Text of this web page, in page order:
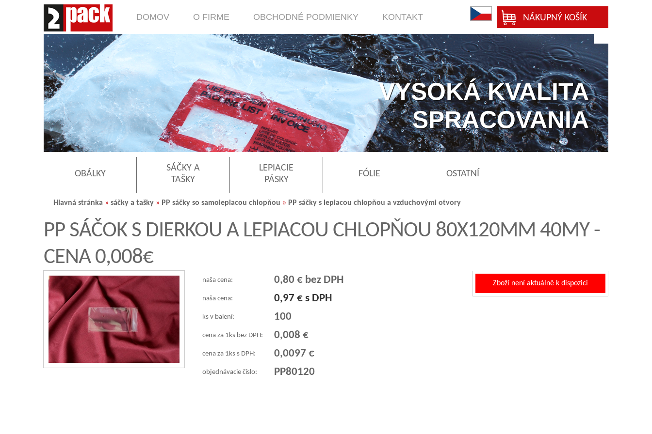
DOMOV O FIRME OBCHODNÉ PODMIENKY KONTAKT NÁKUPNÝ KOŠÍK
VYSOKÁ KVALITA
SPRACOVANIA
OBÁLKY
SÁČKY A
TAŠKY
LEPIACIE
PÁSKY
FÓLIE OSTATNÍ
Hlavná stránka » sáčky a tašky » PP sáčky so samolepiacou chlopňou » PP sáčky s lepiacou chlopňou a vzduchovými otvory
PP SÁČOK S DIERKOU A LEPIACOU CHLOPŇOU 80X120MM 40MY -
CENA 0,008€
naša cena: 0,80 € bez DPH
naša cena: 0,97 € s DPH
ks v balení: 100
cena za 1ks bez DPH: 0,008 €
cena za 1ks s DPH: 0,0097 €
objednávacie číslo: PP80120
Zboží není aktuálně k dispozici